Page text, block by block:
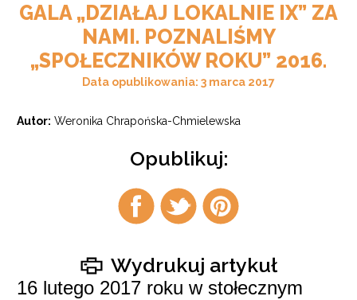
GALA „DZIAŁAJ LOKALNIE IX” ZA
NAMI. POZNALIŚMY
„SPOŁECZNIKÓW ROKU” 2016.
Data opublikowania: 3 marca 2017
Autor: Weronika Chrapońska-Chmielewska
Opublikuj:
Udostępnij
na
facebook
Udostępnij
na
twitter
Udostępnij
na
pintrest
Wydrukuj artykuł
16 lutego 2017 roku w stołecznym